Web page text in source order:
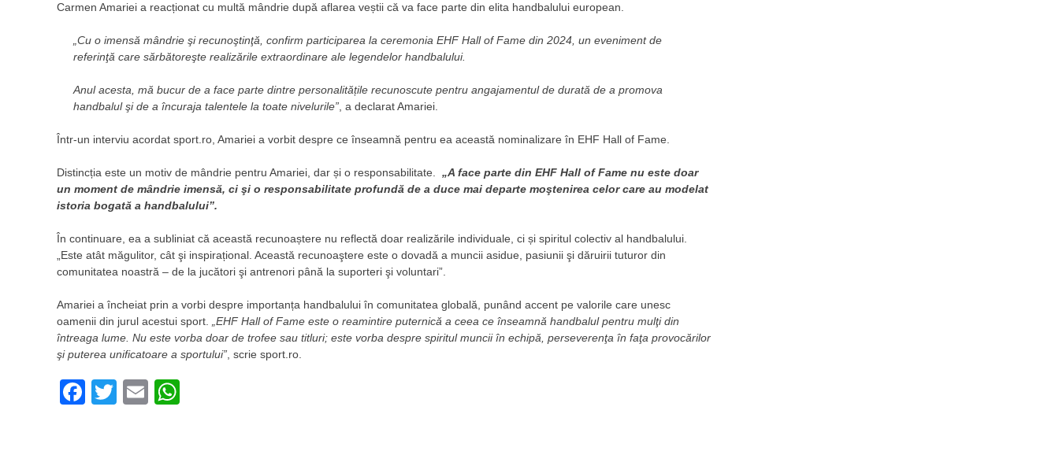
Carmen Amariei a reacționat cu multă mândrie după aflarea veștii că va face parte din elita handbalului european.
„Cu o imensă mândrie şi recunoştinţă, confirm participarea la ceremonia EHF Hall of Fame din 2024, un eveniment de
referinţă care sărbătoreşte realizările extraordinare ale legendelor handbalului.
Anul acesta, mă bucur de a face parte dintre personalitățile recunoscute pentru angajamentul de durată de a promova
handbalul şi de a încuraja talentele la toate nivelurile”, a declarat Amariei.
Într-un interviu acordat sport.ro, Amariei a vorbit despre ce înseamnă pentru ea această nominalizare în EHF Hall of Fame.
Distincția este un motiv de mândrie pentru Amariei, dar și o responsabilitate. „A face parte din EHF Hall of Fame nu este doar
un moment de mândrie imensă, ci şi o responsabilitate profundă de a duce mai departe moştenirea celor care au modelat
istoria bogată a handbalului”.
În continuare, ea a subliniat că această recunoaștere nu reflectă doar realizările individuale, ci și spiritul colectiv al handbalului.
„Este atât măgulitor, cât şi inspirațional. Această recunoaştere este o dovadă a muncii asidue, pasiunii şi dăruirii tuturor din
comunitatea noastră – de la jucători şi antrenori până la suporteri şi voluntari”.
Amariei a încheiat prin a vorbi despre importanța handbalului în comunitatea globală, punând accent pe valorile care unesc
oamenii din jurul acestui sport. „EHF Hall of Fame este o reamintire puternică a ceea ce înseamnă handbalul pentru mulţi din
întreaga lume. Nu este vorba doar de trofee sau titluri; este vorba despre spiritul muncii în echipă, perseverenţa în faţa provocărilor
şi puterea unificatoare a sportului”, scrie sport.ro.
Facebook
TwitterEmail